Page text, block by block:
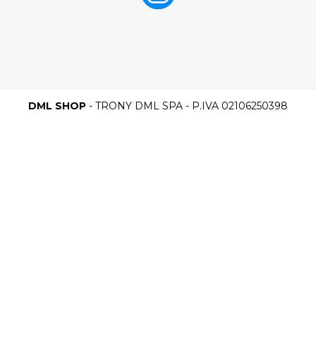
DML SHOP - TRONY DML SPA - P.IVA 02106250398